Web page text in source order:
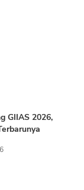
GIIAS 2026,